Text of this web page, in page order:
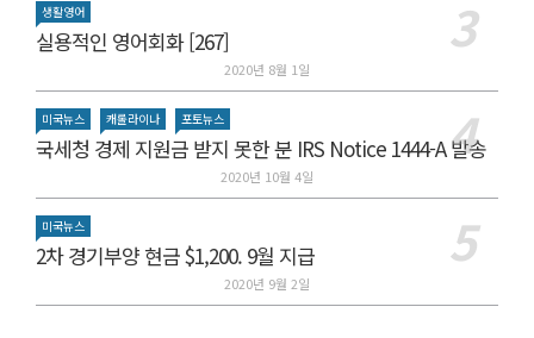
생활영어
실용적인 영어회화 [267]
2020년 8월 1일
미국뉴스 캐롤라이나 포토뉴스
국세청 경제 지원금 받지 못한 분 IRS Notice 1444-A 발송
2020년 10월 4일
미국뉴스
2차 경기부양 현금 $1,200. 9월 지급
2020년 9월 2일